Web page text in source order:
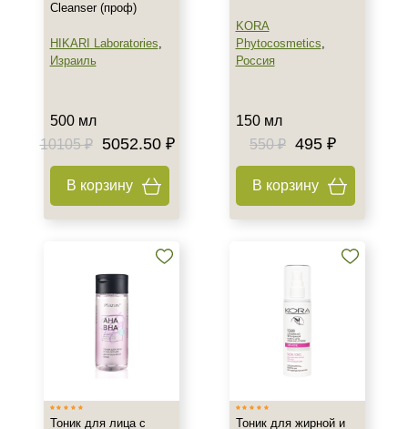
Cleanser (проф)
HIKARI Laboratories,
Израиль
500 мл
10105 ₽
5052.50 ₽
В корзину
KORA
Phytocosmetics,
Россия
150 мл
550 ₽ 495 ₽
В корзину
Тоник для лица с
Тоник для жирной и